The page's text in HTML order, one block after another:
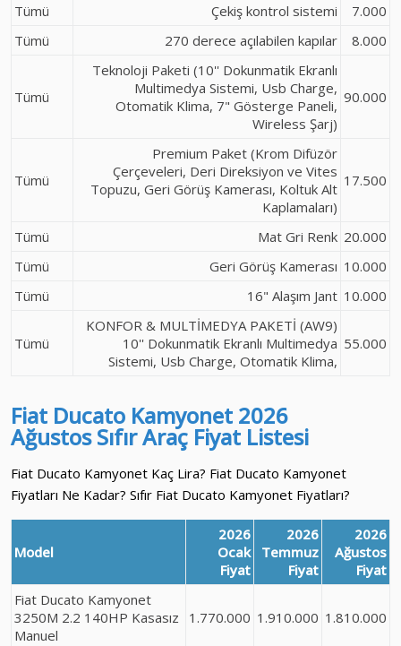
Tümü
Çekiş kontrol sistemi
7.000
Tümü
270 derece açılabilen kapılar 8.000
Tümü
Teknoloji Paketi (10'' Dokunmatik Ekranlı
Multimedya Sistemi, Usb Charge,
Otomatik Klima, 7" Gösterge Paneli,
Wireless Şarj)
90.000
Tümü
Premium Paket (Krom Difüzör
Çerçeveleri, Deri Direksiyon ve Vites
Topuzu, Geri Görüş Kamerası, Koltuk Alt
Kaplamaları)
17.500
Tümü Mat Gri Renk 20.000
Tümü
Geri Görüş Kamerası 10.000
Tümü
16" Alaşım Jant 10.000
Tümü
KONFOR & MULTİMEDYA PAKETİ (AW9)
10'' Dokunmatik Ekranlı Multimedya
Sistemi, Usb Charge, Otomatik Klima,
55.000
Fiat Ducato Kamyonet 2026
AğustosSıfır Araç Fiyat Listesi
Fiat Ducato Kamyonet Kaç Lira? Fiat Ducato Kamyonet
Fiyatları Ne Kadar? Sıfır Fiat Ducato Kamyonet Fiyatları?
Model
2026
Ocak
Fiyat
2026
Temmuz
Fiyat
2026
Ağustos
Fiyat
Fiat Ducato Kamyonet
3250M 2.2 140HP Kasasız
Manuel
1.770.000 1.910.000 1.810.000